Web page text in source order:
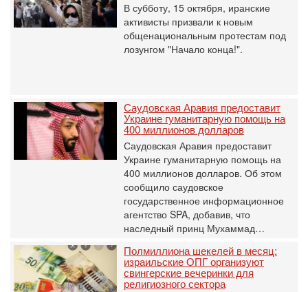
В субботу, 15 октября, иранские
активисты призвали к новым
общенациональным протестам под
лозунгом "Начало конца!".
Саудовская Аравия предоставит
Украине гуманитарную помощь на
400 миллионов долларов
Саудовская Аравия предоставит
Украине гуманитарную помощь на
400 миллионов долларов. Об этом
сообщило саудовское
государственное информационное
агентство SPA, добавив, что
наследный принц Мухаммад…
Полмиллиона шекелей в месяц:
израильские ОПГ организуют
свингерские вечеринки для
религиозного сектора